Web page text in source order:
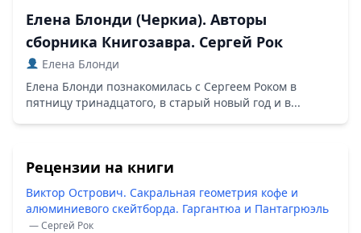
Елена Блонди (Черкиа). Авторы
сборника Книгозавра. Сергей Рок
Елена Блонди
Елена Блонди познакомилась с Сергеем Роком в
пятницу тринадцатого, в старый новый год и в...
Рецензии на книги
Виктор Острович. Сакральная геометрия кофе и
алюминиевого скейтборда. Гаргантюа и Пантагрюэль
— Сергей Рок